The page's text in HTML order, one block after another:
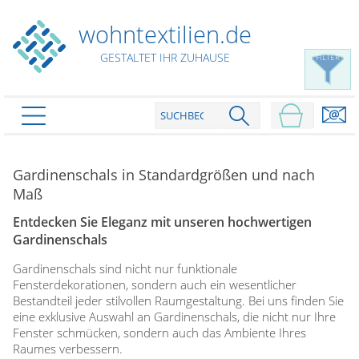
PRODUKTE
Plissee
Plissee nach Maß
Faltstores in Standardgrößen
Verdunklungsplissees
Sonnenschutzplissees
Outdoor-Plissees
gemusterte Plissees
Rollo
Rollos nach Maß
Rollos in Standardgrößen
Thermo Rollo
Doppelrollo
Klemmrollo
Dachfenster Rollo
Raffrollo
Raffrollo Maß
Faltrollo / Raffgardinen
Flächenvorhang
Flächenvorhang nach Maß
Scheibengardinen
wohntextilien.de
GESTALTET IHR ZUHAUSE FILTER
Gardinenschals in Standardgrößen und nach
Maß
Entdecken Sie Eleganz mit unseren hochwertigen
Gardinenschals
Gardinenschals sind nicht nur funktionale
Fensterdekorationen, sondern auch ein wesentlicher
Bestandteil jeder stilvollen Raumgestaltung. Bei uns finden Sie
eine exklusive Auswahl an Gardinenschals, die nicht nur Ihre
Fenster schmücken, sondern auch das Ambiente Ihres
Raumes verbessern.